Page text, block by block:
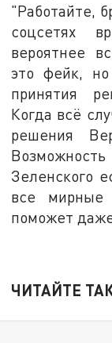
"Работайте,
соцсетях
вероятнее
это фейк,
принятия
Когда всё
решения
Зеленского
все мирные
поможет
ЧИТАЙТЕ